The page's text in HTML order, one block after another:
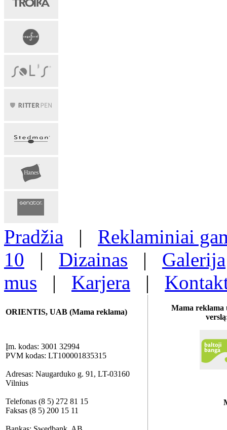
Pradžia | Reklaminiai
10 | Dizainas | Galerija
mus | Karjera |
ORIENTIS, UAB (Mama reklama)
Įm. kodas: 3001 32994
PVM kodas: LT100001835315
Adresas: Naugarduko g. 91, LT-03160
Vilnius
Telefonas (8 5) 272 81 15
Faksas (8 5) 200 15 11
Mama reklama